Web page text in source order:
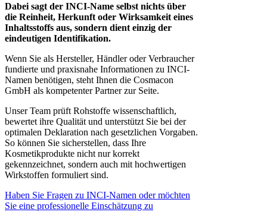
Dabei sagt der INCI-Name selbst nichts über
die Reinheit, Herkunft oder Wirksamkeit eines
Inhaltsstoffs aus, sondern dient einzig der
eindeutigen Identifikation.
Wenn Sie als Hersteller, Händler oder Verbraucher
fundierte und praxisnahe Informationen zu INCI-
Namen benötigen, steht Ihnen die Cosmacon
GmbH als kompetenter Partner zur Seite.
Unser Team prüft Rohstoffe wissenschaftlich,
bewertet ihre Qualität und unterstützt Sie bei der
optimalen Deklaration nach gesetzlichen Vorgaben.
So können Sie sicherstellen, dass Ihre
Kosmetikprodukte nicht nur korrekt
gekennzeichnet, sondern auch mit hochwertigen
Wirkstoffen formuliert sind.
Haben Sie Fragen zu INCI-Namen oder möchten
Sie eine professionelle Einschätzung zu